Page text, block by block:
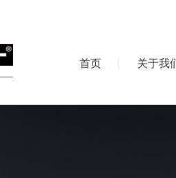
首页 关于我